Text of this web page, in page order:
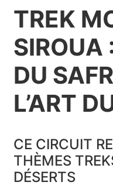
TREK
SIROUA
DU
L’ART
CE CIRCUIT
THÈMES
DÉSERTS